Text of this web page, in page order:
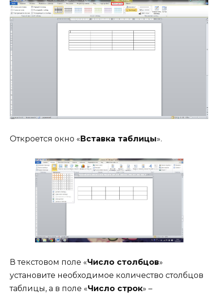
Откроется окно «Вставка таблицы».
В текстовом поле «Число столбцов»
установите необходимое количество столбцов
таблицы, а в поле «Число строк» –